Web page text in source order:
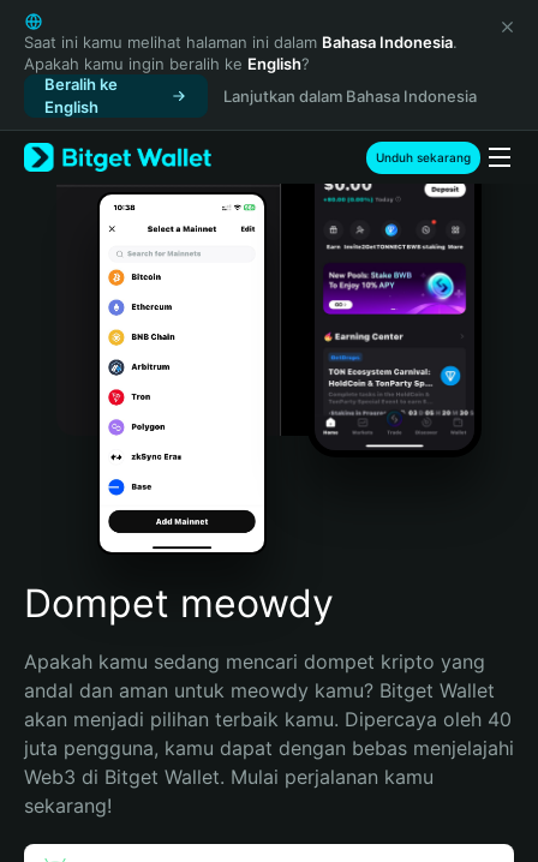
English
日本語
Tiếng Việt
Русский
Español (Latinoamérica)
Türkçe
Italiano
Português (Portugal)
Bahasa Indonesia
Português (Brasil)
Español (Argentina)
Saat ini kamu melihat halaman ini dalam Bahasa Indonesia.
Apakah kamu ingin beralih ke English?
Beralih ke
English
Lanjutkan dalam Bahasa Indonesia
Unduh sekarang
Dompet meowdy
Apakah kamu sedang mencari dompet kripto yang
andal dan aman untuk meowdy kamu? Bitget Wallet
akan menjadi pilihan terbaik kamu. Dipercaya oleh 40
juta pengguna, kamu dapat dengan bebas menjelajahi
Web3 di Bitget Wallet. Mulai perjalanan kamu
sekarang!